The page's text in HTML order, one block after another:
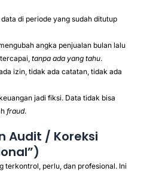
di periode yang sudah ditutup
angka penjualan bulan lalu
tanpa ada yang tahu.
izin, tidak ada catatan, tidak ada
jadi fiksi. Data tidak bisa
fraud.
Audit / Koreksi
terkontrol, perlu, dan profesional. Ini